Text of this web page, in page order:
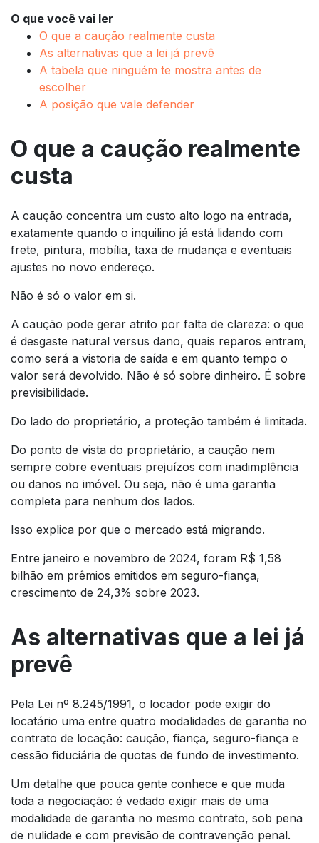
O que você vai ler
O que a caução realmente custa
As alternativas que a lei já prevê
A tabela que ninguém te mostra antes de
escolher
A posição que vale defender
O que a caução realmente
custa
A caução concentra um custo alto logo na entrada,
exatamente quando o inquilino já está lidando com
frete, pintura, mobília, taxa de mudança e eventuais
ajustes no novo endereço.
Não é só o valor em si.
A caução pode gerar atrito por falta de clareza: o que
é desgaste natural versus dano, quais reparos entram,
como será a vistoria de saída e em quanto tempo o
valor será devolvido. Não é só sobre dinheiro. É sobre
previsibilidade.
Do lado do proprietário, a proteção também é limitada.
Do ponto de vista do proprietário, a caução nem
sempre cobre eventuais prejuízos com inadimplência
ou danos no imóvel. Ou seja, não é uma garantia
completa para nenhum dos lados.
Isso explica por que o mercado está migrando.
Entre janeiro e novembro de 2024, foram R$ 1,58
bilhão em prêmios emitidos em seguro-fiança,
crescimento de 24,3% sobre 2023.
As alternativas que a lei já
prevê
Pela Lei nº 8.245/1991, o locador pode exigir do
locatário uma entre quatro modalidades de garantia no
contrato de locação: caução, fiança, seguro-fiança e
cessão fiduciária de quotas de fundo de investimento.
Um detalhe que pouca gente conhece e que muda
toda a negociação: é vedado exigir mais de uma
modalidade de garantia no mesmo contrato, sob pena
de nulidade e com previsão de contravenção penal.